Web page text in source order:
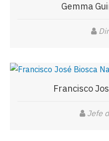
Gemma
Francisco
Jefe